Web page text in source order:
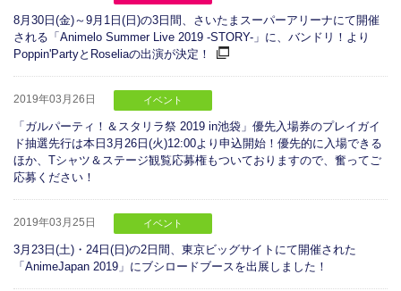
8月30日(金)～9月1日(日)の3日間、さいたまスーパーアリーナにて開催
される「Animelo Summer Live 2019 -STORY-」に、バンドリ！より
Poppin'PartyとRoseliaの出演が決定！
2019年03月26日 イベント
「ガルパーティ！＆スタリラ祭 2019 in池袋」優先入場券のプレイガイ
ド抽選先行は本日3月26日(火)12:00より申込開始！優先的に入場できる
ほか、Tシャツ＆ステージ観覧応募権もついておりますので、奮ってご
応募ください！
2019年03月25日 イベント
3月23日(土)・24日(日)の2日間、東京ビッグサイトにて開催された
「AnimeJapan 2019」にブシロードブースを出展しました！